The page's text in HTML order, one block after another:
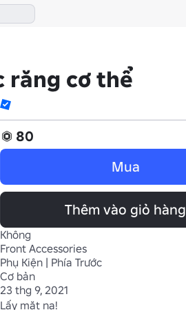
răng cơ thể
80
Mua
Thêm vào giỏ hàng
Không
Front Accessories
Phụ Kiện | Phía Trước
Cơ bản
23 thg 9, 2021